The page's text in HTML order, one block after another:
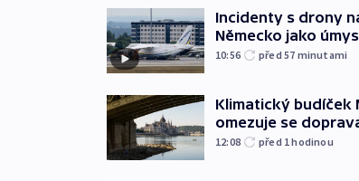
Incidenty s drony
Německo jako
10:56 před 57 minutami
Klimatický budíček
omezuje se
12:08 před 1hodinou